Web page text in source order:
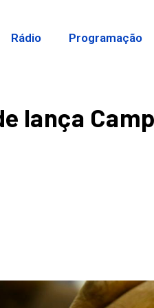
Rádio Programação
lança